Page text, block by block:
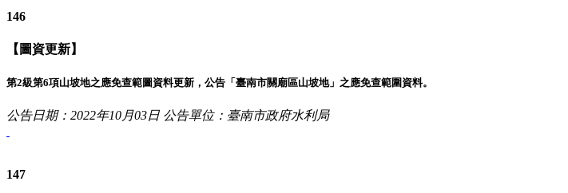
146
【圖資更新】
第2級第6項山坡地之應免查範圖資料更新，公告「臺南市關廟區山坡地」之應免查範圍資料。
公告日期：2022年10月03日 公告單位：臺南市政府水利局
147